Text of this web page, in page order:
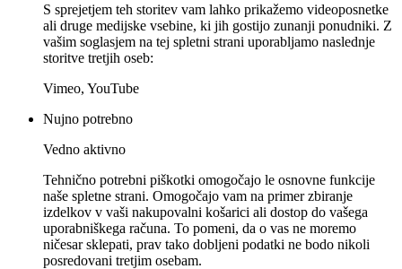
S sprejetjem teh storitev vam lahko prikažemo videoposnetke
ali druge medijske vsebine, ki jih gostijo zunanji ponudniki. Z
vašim soglasjem na tej spletni strani uporabljamo naslednje
storitve tretjih oseb:
Vimeo, YouTube
Nujno potrebno
Vedno aktivno
Tehnično potrebni piškotki omogočajo le osnovne funkcije
naše spletne strani. Omogočajo vam na primer zbiranje
izdelkov v vaši nakupovalni košarici ali dostop do vašega
uporabniškega računa. To pomeni, da o vas ne moremo
ničesar sklepati, prav tako dobljeni podatki ne bodo nikoli
posredovani tretjim osebam.